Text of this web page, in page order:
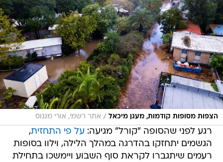
הצפות מסופות קודמות, מעגן מיכאל / אתר רשמי, אורי מגנוס
רגע לפני שהסופה "קורל" מגיעה: על פי התחזית,
הגשמים יתחזקו בהדרגה במהלך הלילה, וילוו בסופות
רעמים שיתגברו לקראת סוף השבוע ויימשכו בתחילת